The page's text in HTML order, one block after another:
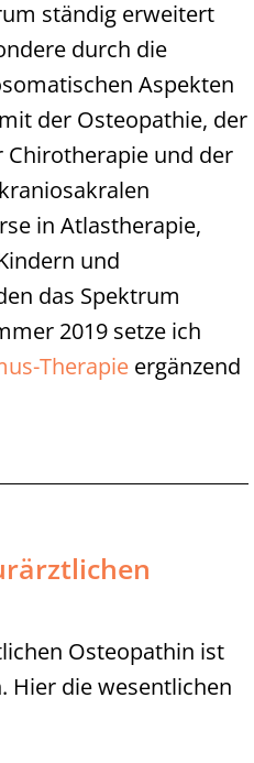
ständig erweitert
durch die
Aspekten
der Osteopathie, der
Chirotherapie und der
in Atlastherapie,
und
das Spektrum
2019 setze ich
Therapie ergänzend
Osteopathin ist
Hier die wesentlichen